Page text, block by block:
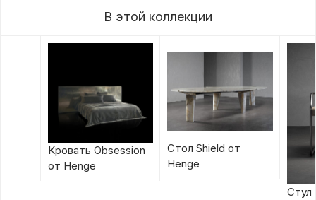
В этой коллекции
Кровать Obsession
от Henge
Стол Shield от
Henge
Стул